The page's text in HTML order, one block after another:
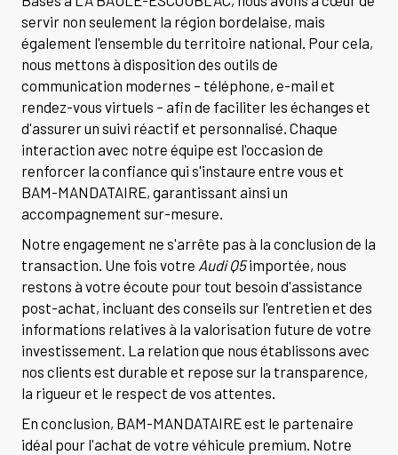
servir non seulement la région bordelaise, mais
également l'ensemble du territoire national. Pour cela,
nous mettons à disposition des outils de
communication modernes – téléphone, e-mail et
rendez-vous virtuels – afin de faciliter les échanges et
d'assurer un suivi réactif et personnalisé. Chaque
interaction avec notre équipe est l'occasion de
renforcer la confiance qui s'instaure entre vous et
BAM-MANDATAIRE, garantissant ainsi un
accompagnement sur-mesure.
Notre engagement ne s'arrête pas à la conclusion de la
transaction. Une fois votre Audi Q5importée, nous
restons à votre écoute pour tout besoin d'assistance
post-achat, incluant des conseils sur l'entretien et des
informations relatives à la valorisation future de votre
investissement. La relation que nous établissons avec
nos clients est durable et repose sur la transparence,
la rigueur et le respect de vos attentes.
En conclusion, BAM-MANDATAIRE est le partenaire
idéal pour l'achat de votre véhicule premium. Notre